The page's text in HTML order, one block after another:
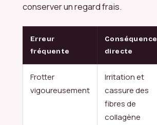
conserver un regard frais.
Erreur
fréquente
Conséquence
directe
Frotter
vigoureusement
Irritation et
cassure des
fibres de
collagène